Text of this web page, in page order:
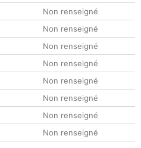
Non renseigné
Non renseigné
Non renseigné
Non renseigné
Non renseigné
Non renseigné
Non renseigné
Non renseigné